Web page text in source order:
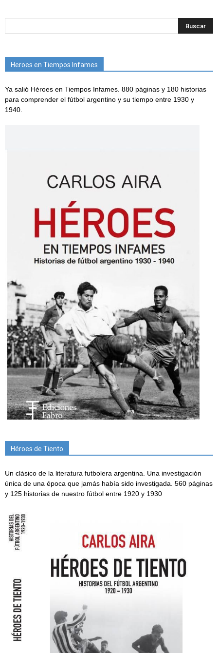
Heroes en Tiempos Infames
Ya salió Héroes en Tiempos Infames. 880 páginas y 180 historias
para comprender el fútbol argentino y su tiempo entre 1930 y
1940.
Héroes de Tiento
Un clásico de la literatura futbolera argentina. Una investigación
única de una época que jamás había sido investigada. 560 páginas
y 125 historias de nuestro fútbol entre 1920 y 1930